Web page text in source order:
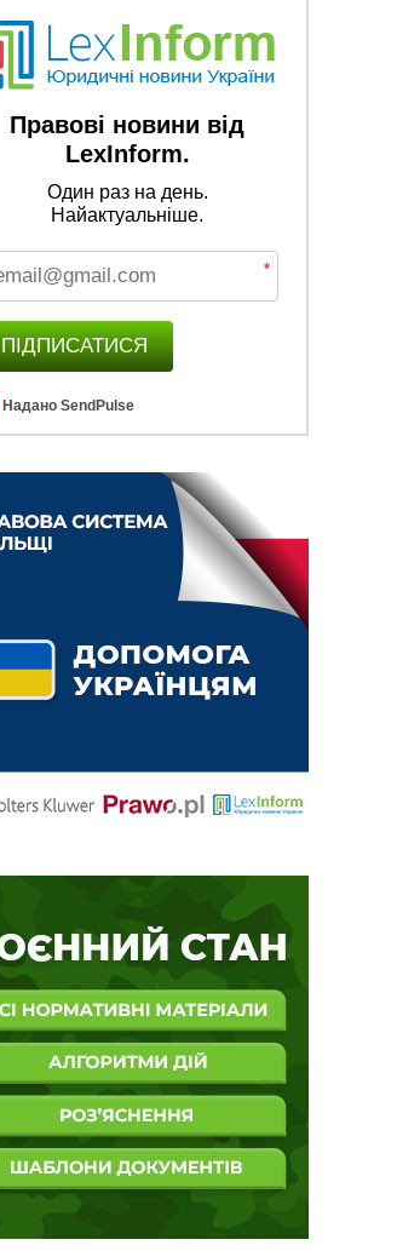
Правові новини від
LexInform.
Один раз на день.
Найактуальніше.
*
ПІДПИСАТИСЯ
Надано SendPulse